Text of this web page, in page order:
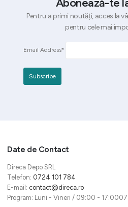
Pentru a primi noutăți, acces la
pentru cele mai
Email Address*
Date de Contact
Direca Depo SRL
Telefon: 0724 101 784
E-mail: contact@direca.ro
Program: Luni - Vineri / 09:00 -